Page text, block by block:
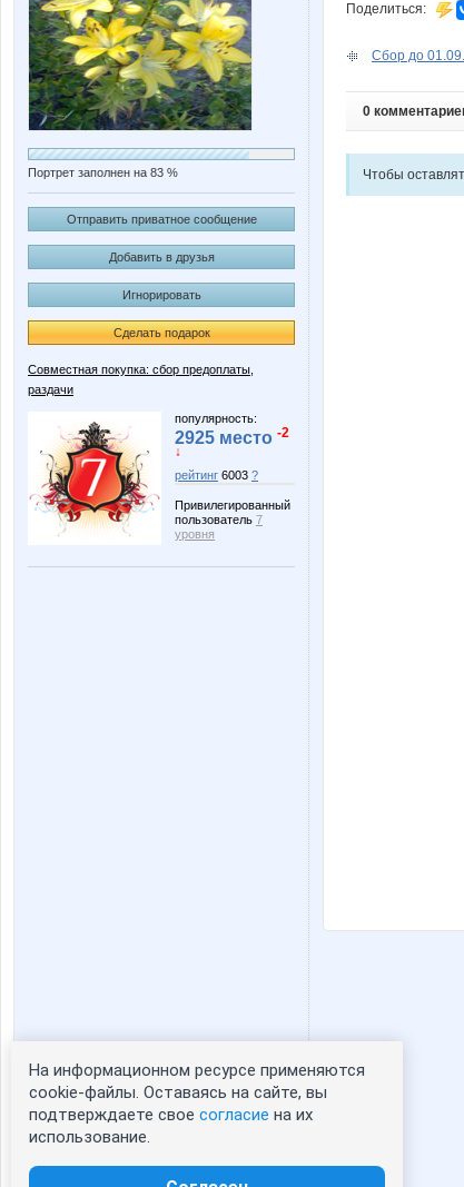
Портрет заполнен на 83 %
Отправить приватное сообщение
Добавить в друзья
Игнорировать
Сделать подарок
Совместная покупка: сбор предоплаты,
раздачи
популярность:
2925 место -2
↓
рейтинг 6003 ?
Привилегированный
пользователь 7
уровня
Статистика портрета:
сейчас просматривают портрет - 0
зарегистрированные пользователи
Поделиться:
Сбор до
0
Чтобы
На информационном ресурсе применяются
cookie-файлы. Оставаясь на сайте, вы
подтверждаете свое согласие на их
использование.